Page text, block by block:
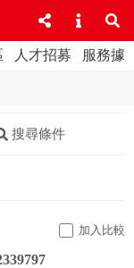
人才招募 服務據
搜尋條件
加入比較